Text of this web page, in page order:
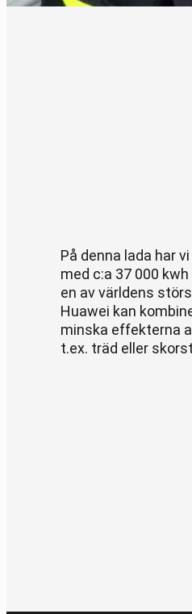
På denna lada har
med c:a 37 000
en av världens
Huawei kan
minska effekterna
t.ex. träd eller